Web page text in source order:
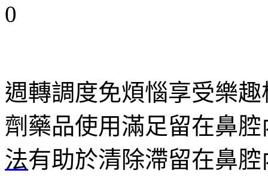
0
週轉調度免煩惱享受樂趣
劑藥品使用滿足留在鼻
法有助於清除滯留在鼻